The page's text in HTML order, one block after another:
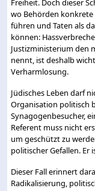
wo Behörden
führen und Taten als
können:
Justizministerium den
nennt, ist deshalb
Verharmlosung.
Jüdisches Leben darf
Organisation politisch
Synagogenbesucher,
Referent muss nicht
um geschützt zu
politischer Gefallen. Er
Dieser Fall erinnert
Radikalisierung,